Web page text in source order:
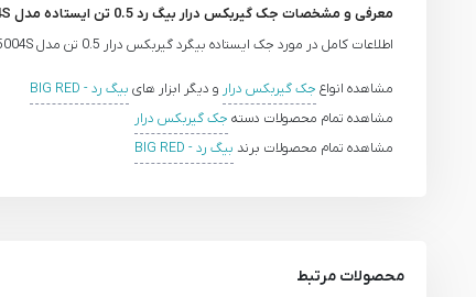
معرفی و مشخصات جک گیربکس درار بیگ رد 0.5 تن ایستاده مدل TEL05004S
اطلاعات کامل در مورد جک ایستاده بیگرد گیربکس درار 0.5 تن مدل TEL05004S به زودی منتشر خواهد شد.
مشاهده انواع جک گیربکس درار و دیگر ابزار های بیگ رد - BIG RED
مشاهده تمام محصولات دسته جک گیربکس درار
مشاهده تمام محصولات برند بیگ رد - BIG RED
محصولات مرتبط